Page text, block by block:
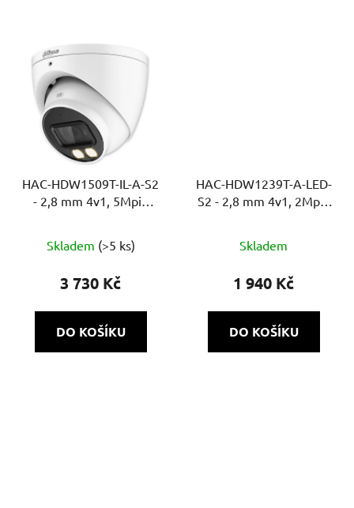
HAC-HDW1509T-IL-A-S2
- 2,8 mm 4v1, 5Mpix
MIC, Super adapt
Skladem (>5 ks)
3 730 Kč
DO KOŠÍKU
HAC-HDW1239T-A-LED-
S2 - 2,8 mm 4v1, 2Mpix
Skladem
1 940 Kč
DO KOŠÍKU